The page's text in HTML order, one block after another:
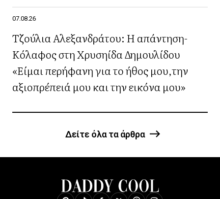
07.08.26
Τζούλια Αλεξανδράτου: Η απάντηση-
Κόλαφος στη Χρυσηίδα Δημουλίδου
«Είμαι περήφανη για το ήθος μου,την
αξιοπρέπειά μου και την εικόνα μου»
Δείτε όλα τα άρθρα